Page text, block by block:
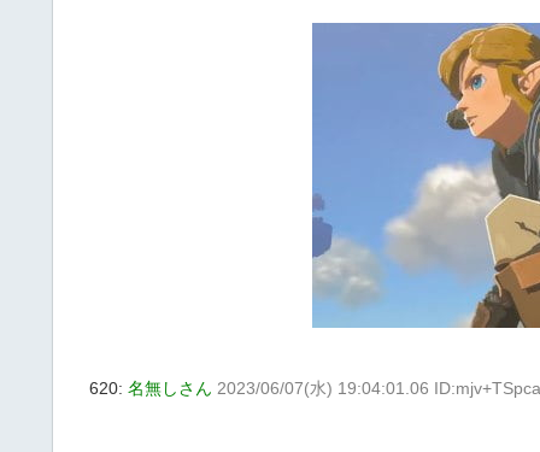
620: 名無しさん 2023/06/07(水) 19:04:01.06 ID:mjv+TSpca